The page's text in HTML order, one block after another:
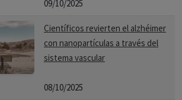
09/10/2025
Científicos revierten el alzhéimer
con nanopartículas a través del
sistema vascular
08/10/2025